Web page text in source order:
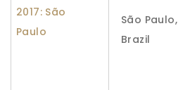
2017: São
Paulo
São Paulo,
Brazil